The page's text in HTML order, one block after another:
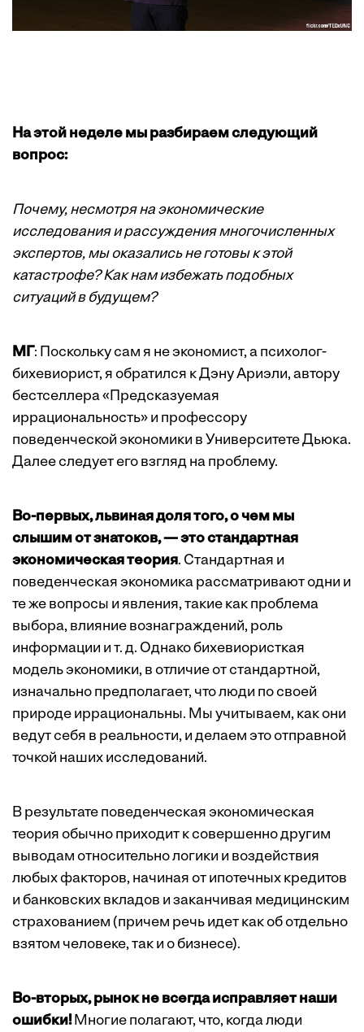
На этой неделе мы разбираем следующий
вопрос:
Почему, несмотря на экономические
исследования и рассуждения многочисленных
экспертов, мы оказались не готовы к этой
катастрофе? Как нам избежать подобных
ситуаций в будущем?
МГ: Поскольку сам я не экономист, а психолог-
бихевиорист, я обратился к Дэну Ариэли, автору
бестселлера «Предсказуемая
иррациональность» и профессору
поведенческой экономики в Университете Дьюка.
Далее следует его взгляд на проблему.
Во-первых, львиная доля того, о чем мы
слышим от знатоков, — это стандартная
экономическая теория. Стандартная и
поведенческая экономика рассматривают одни и
те же вопросы и явления, такие как проблема
выбора, влияние вознаграждений, роль
информации и т. д. Однако бихевиористкая
модель экономики, в отличие от стандартной,
изначально предполагает, что люди по своей
природе иррациональны. Мы учитываем, как они
ведут себя в реальности, и делаем это отправной
точкой наших исследований.
В результате поведенческая экономическая
теория обычно приходит к совершенно другим
выводам относительно логики и воздействия
любых факторов, начиная от ипотечных кредитов
и банковских вкладов и заканчивая медицинским
страхованием (причем речь идет как об отдельно
взятом человеке, так и о бизнесе).
Во-вторых, рынок не всегда исправляет наши
ошибки!Многие полагают, что, когда люди